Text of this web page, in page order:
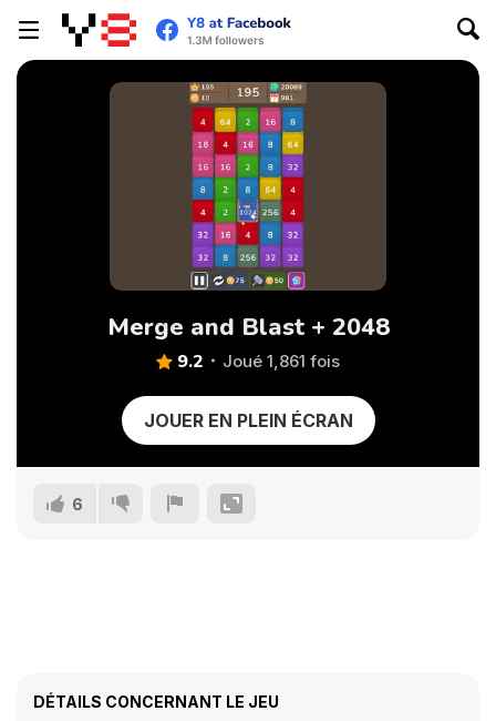
Merge and Blast + 2048
9.2 Joué 1,861 fois
JOUER EN PLEIN ÉCRAN
6
DÉTAILS CONCERNANT LE JEU